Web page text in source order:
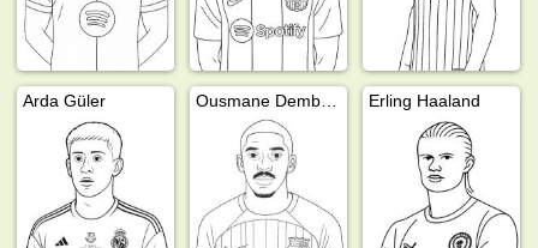
Arda Güler Erling Haaland